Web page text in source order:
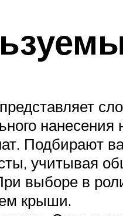
Подбирают
учитывая
выборе в
крыши.